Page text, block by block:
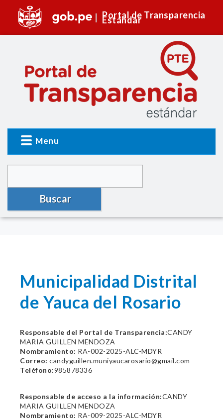
Portal de Transparencia
Estándar
Menu
Buscar
Municipalidad Distrital
de Yauca del Rosario
Responsable del Portal de Transparencia:CANDY
MARIA GUILLEN MENDOZA
Nombramiento: RA-002-2025-ALC-MDYR
Correo: candyguillen.muniyaucarosario@gmail.com
Teléfono:985878336
Responsable de acceso a la información:CANDY
MARIA GUILLEN MENDOZA
Nombramiento: RA-009-2025-ALC-MDYR